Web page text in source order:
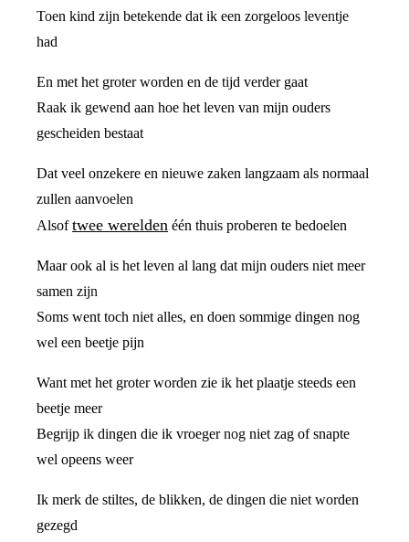
Toen kind zijn betekende dat ik een zorgeloos leventje
had
En met het groter worden en de tijd verder gaat
Raak ik gewend aan hoe het leven van mijn ouders
gescheiden bestaat
Dat veel onzekere en nieuwe zaken langzaam als normaal
zullen aanvoelen
Alsoftwee werelden één thuis proberen te bedoelen
Maar ook al is het leven al lang dat mijn ouders niet meer
samen zijn
Soms went toch niet alles, en doen sommige dingen nog
wel een beetje pijn
Want met het groter worden zie ik het plaatje steeds een
beetje meer
Begrijp ik dingen die ik vroeger nog niet zag of snapte
wel opeens weer
Ik merk de stiltes, de blikken, de dingen die niet worden
gezegd